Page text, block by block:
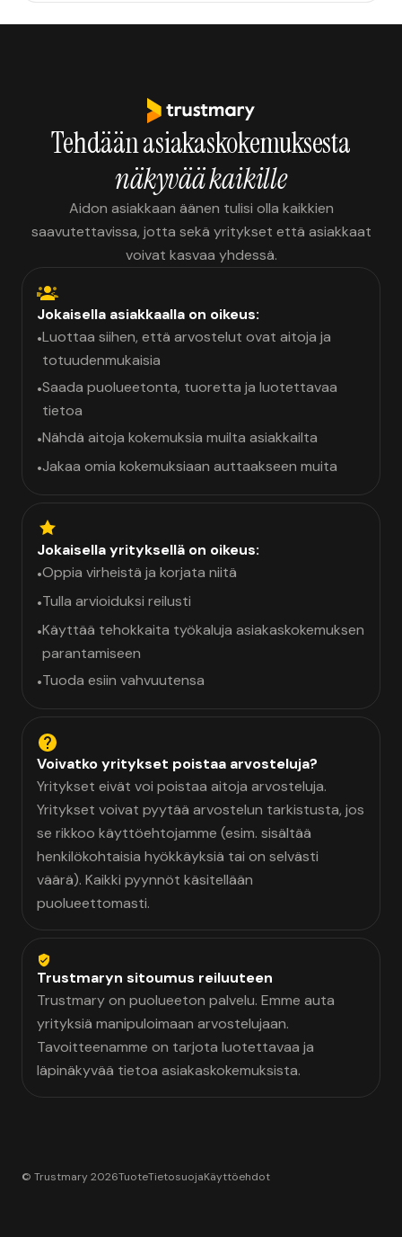
Tehdään asiakaskokemuksesta
näkyvää kaikille
Aidon asiakkaan äänen tulisi olla kaikkien
saavutettavissa, jotta sekä yritykset että asiakkaat
voivat kasvaa yhdessä.
Jokaisella asiakkaalla on oikeus:
•Luottaa siihen, että arvostelut ovat aitoja ja
totuudenmukaisia
•Saada puolueetonta, tuoretta ja luotettavaa
tietoa
•Nähdä aitoja kokemuksia muilta asiakkailta
•Jakaa omia kokemuksiaan auttaakseen muita
Jokaisella yrityksellä on oikeus:
•Oppia virheistä ja korjata niitä
•Tulla arvioiduksi reilusti
•Käyttää tehokkaita työkaluja asiakaskokemuksen
parantamiseen
•Tuoda esiin vahvuutensa
Voivatko yritykset poistaa arvosteluja?
Yritykset eivät voi poistaa aitoja arvosteluja.
Yritykset voivat pyytää arvostelun tarkistusta, jos
se rikkoo käyttöehtojamme (esim. sisältää
henkilökohtaisia hyökkäyksiä tai on selvästi
väärä). Kaikki pyynnöt käsitellään
puolueettomasti.
Trustmaryn sitoumus reiluuteen
Trustmary on puolueeton palvelu. Emme auta
yrityksiä manipuloimaan arvostelujaan.
Tavoitteenamme on tarjota luotettavaa ja
läpinäkyvää tietoa asiakaskokemuksista.
© Trustmary 2026TuoteTietosuojaKäyttöehdot